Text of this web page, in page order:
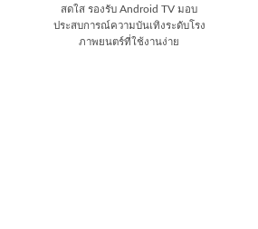
สดใส รองรับ Android TV มอบ
ประสบการณ์ความบันเทิงระดับโรง
ภาพยนตร์ที่ใช้งานง่าย